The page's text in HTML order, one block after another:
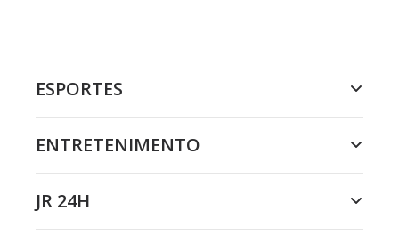
ESPORTES
ENTRETENIMENTO
JR 24H